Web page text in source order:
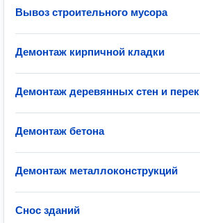
Вывоз строительного мусора
Демонтаж кирпичной кладки
Демонтаж деревянных стен и
Демонтаж бетона
Демонтаж металлоконструкций
Снос зданий